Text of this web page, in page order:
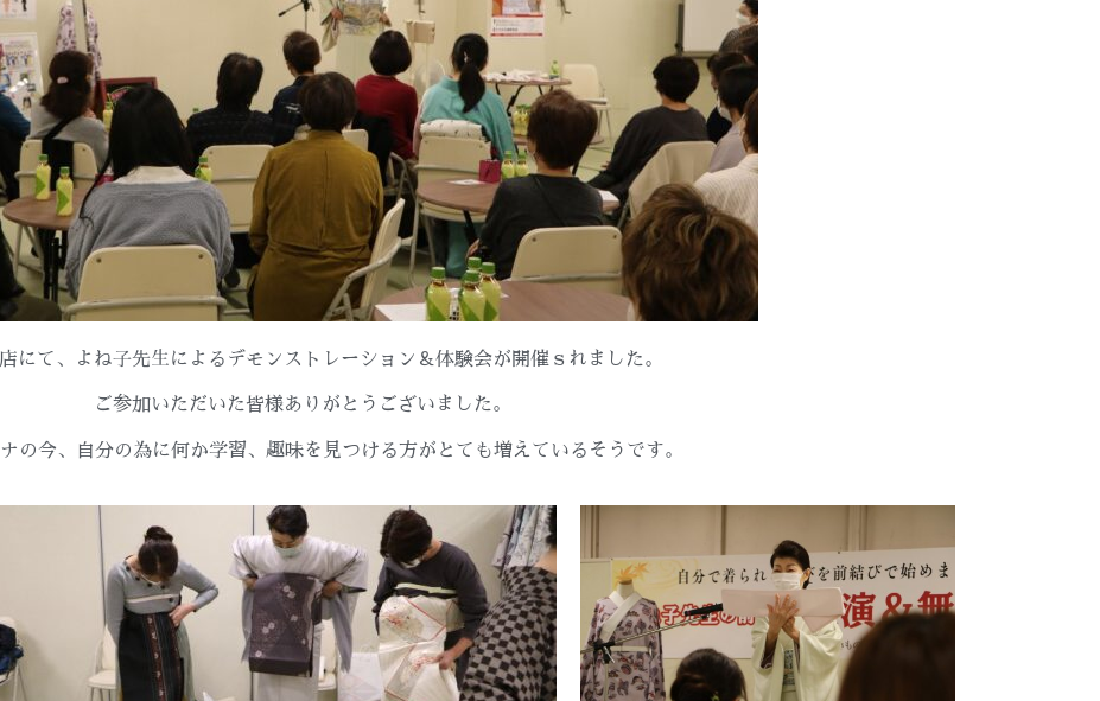
にて、よね子先生によるデモンストレーション＆体験会が開催ｓれました。
ご参加いただいた皆様ありがとうございました。
の今、自分の為に何か学習、趣味を見つける方がとても増えているそうです。